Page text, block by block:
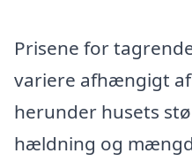
Prisene for
variere afhængigt
herunder husets
hældning og